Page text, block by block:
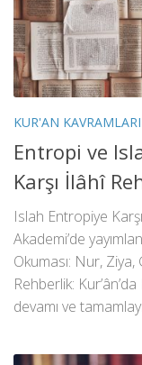
KUR'AN KAVRAMLARI
Entropi ve
Karşı İlâhî
Islah Entropiye
Akademi’de
Okuması: Nur, Ziya,
Rehberlik:
devamı ve